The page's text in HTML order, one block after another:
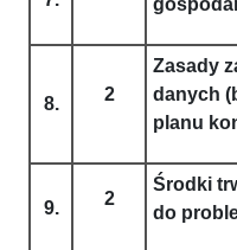
8. 2
Zasady
danych
planu
9. 2
Środki
do